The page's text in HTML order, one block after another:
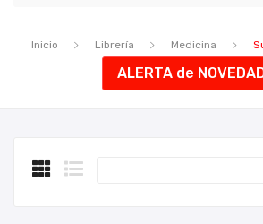
Inicio Librería Medicina
ALERTA de